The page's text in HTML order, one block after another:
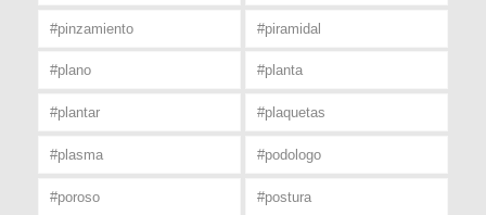
#pinzamiento #piramidal
#plano #planta
#plantar #plaquetas
#plasma #podologo
#poroso #postura